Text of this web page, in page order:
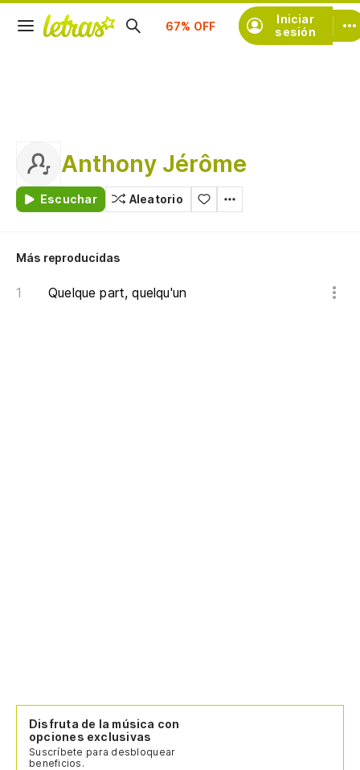
Iniciar
sesión
Suscríbete
Anthony Jérôme
Escuchar Aleatorio
Más reproducidas
Quelque part, quelqu'un
Disfruta de la música con
opciones exclusivas
Suscríbete para desbloquear
beneficios.